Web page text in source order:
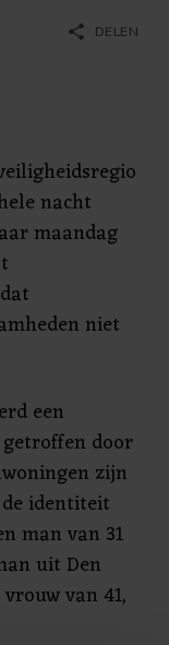
share DELEN
nacht
maandag
niet
een
door
zijn
identiteit
man van 31
uit Den
van 41,